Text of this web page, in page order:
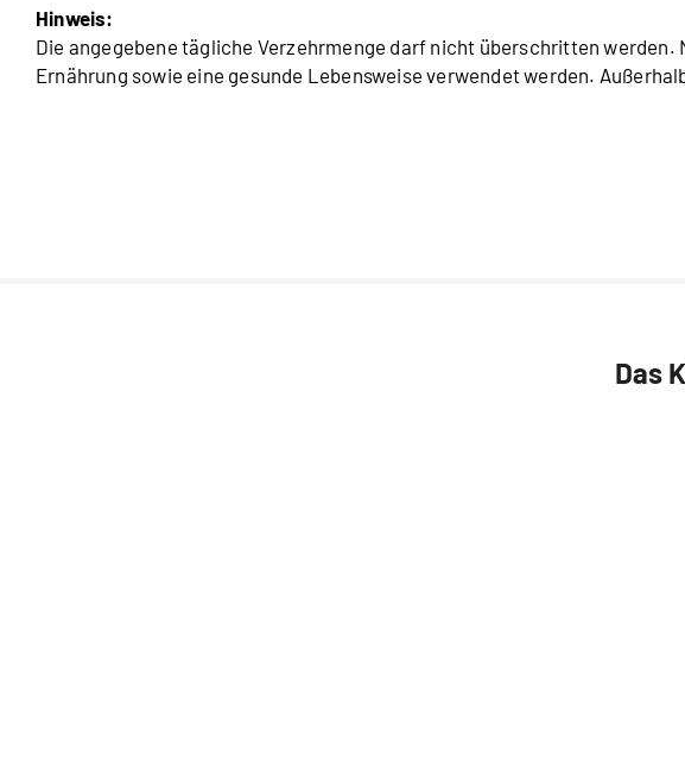
Hinweis:
Die angegebene tägliche Verzehrmenge darf nicht überschritten
Ernährung sowie eine gesunde Lebensweise verwendet werden.
Das